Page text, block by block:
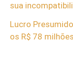
sua
Lucro
os R$ 78